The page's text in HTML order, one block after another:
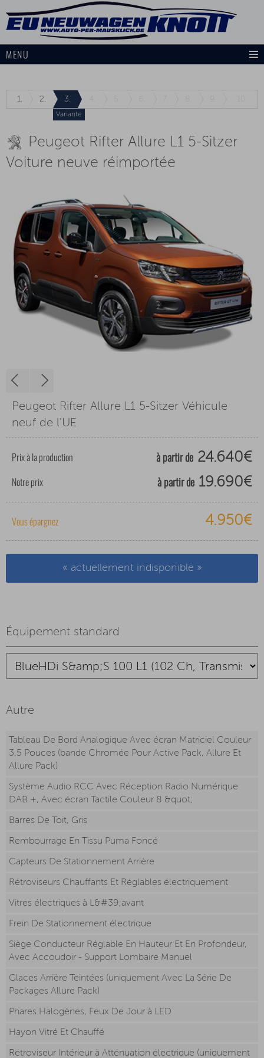
MENU
1. 2. 3.
Variante
Peugeot Rifter Allure L1 5-Sitzer
Voiture neuve réimportée
Peugeot Rifter Allure L1 5-Sitzer Véhicule
neuf de l'UE
Prix à la production à partir de 24.640€
Notre prix à partir de 19.690€
Vous épargnez 4.950€
« actuellement indisponible »
Équipement standard
Autre
Tableau De Bord Analogique Avec écran Matriciel Couleur
3,5 Pouces (bande Chromée Pour Active Pack, Allure Et
Allure Pack)
Système Audio RCC Avec Réception Radio Numérique
DAB +, Avec écran Tactile Couleur 8 &quot;
Barres De Toit, Gris
Rembourrage En Tissu Puma Foncé
Capteurs De Stationnement Arrière
Rétroviseurs Chauffants Et Réglables électriquement
Vitres électriques à L&#39;avant
Frein De Stationnement électrique
Siège Conducteur Réglable En Hauteur Et En Profondeur,
Avec Accoudoir - Support Lombaire Manuel
Glaces Arrière Teintées (uniquement Avec La Série De
Packages Allure Pack)
Phares Halogènes, Feux De Jour à LED
Hayon Vitré Et Chauffé
Rétroviseur Intérieur à Atténuation électrique (uniquement